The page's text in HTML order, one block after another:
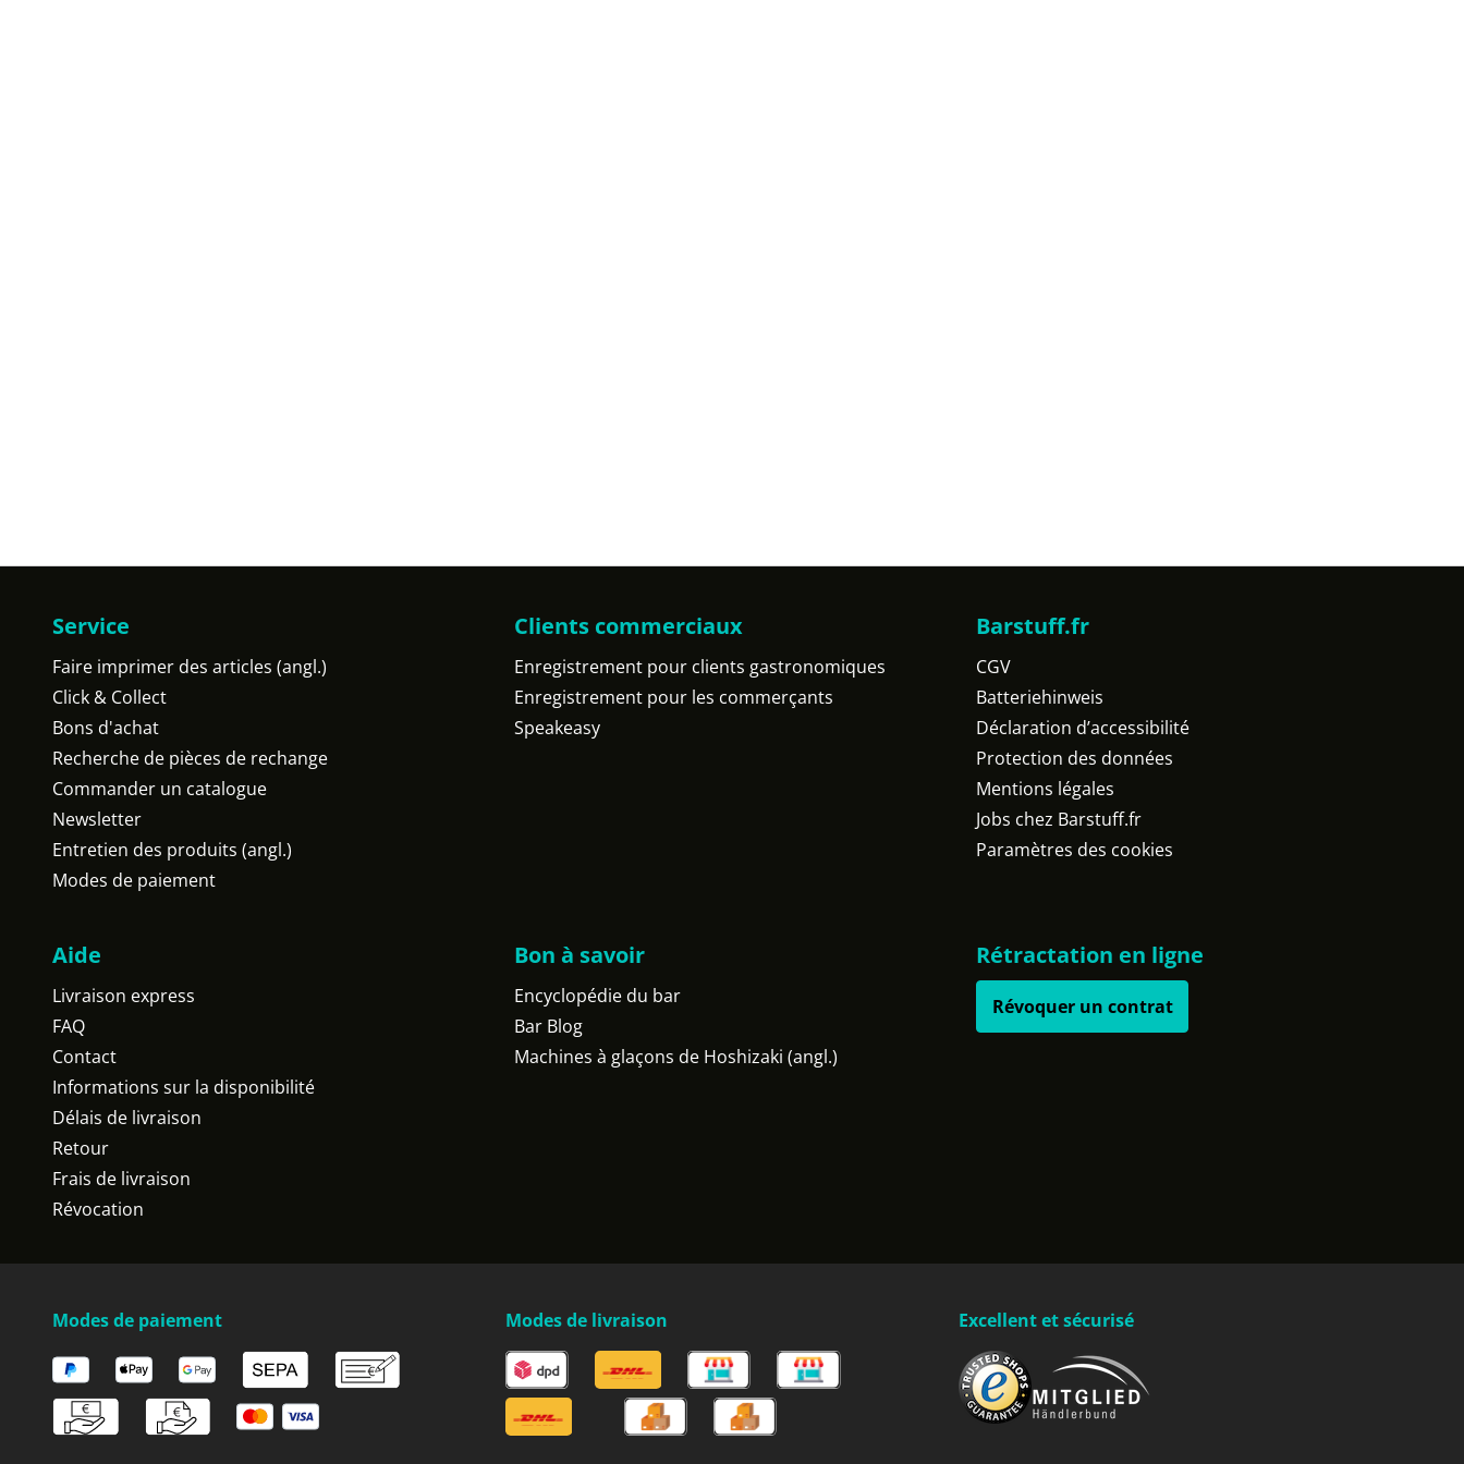
Service
Faire imprimer des articles (angl.)
Click & Collect
Bons d'achat
Recherche de pièces de rechange
Commander un catalogue
Newsletter
Entretien des produits (angl.)
Modes de paiement
Clients commerciaux
Enregistrement pour clients gastronomiques
Enregistrement pour les commerçants
Speakeasy
Barstuff.fr
CGV
Batteriehinweis
Déclaration d’accessibilité
Protection des données
Mentions légales
Jobs chez Barstuff.fr
Paramètres des cookies
Aide
Livraison express
FAQ
Contact
Informations sur la disponibilité
Délais de livraison
Retour
Frais de livraison
Révocation
Bon à savoir
Encyclopédie du bar
Bar Blog
Machines à glaçons de Hoshizaki (angl.)
Rétractation en ligne
Révoquer un contrat
Modes de paiement Modes de livraison Excellent et sécurisé